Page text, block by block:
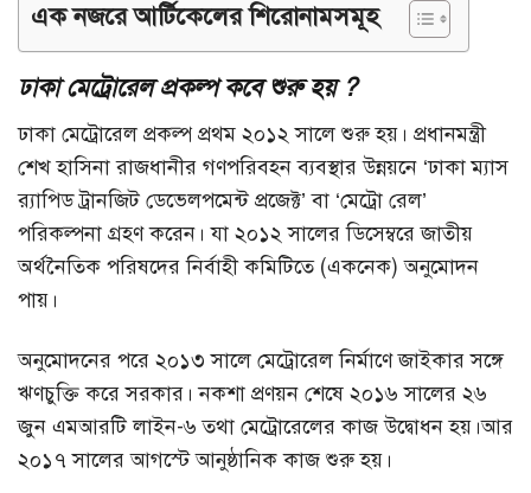
এক নজরে আর্টিকেলের শিরোনামসমূহ
ঢাকা মেট্রোরেল প্রকল্প কবে শুরু হয় ?
ঢাকা মেট্রোরেল প্রকল্প প্রথম ২০১২ সালে শুরু হয়। প্রধানমন্ত্রী
শেখ হাসিনা রাজধানীর গণপরিবহন ব্যবস্থার উন্নয়নে ‘ঢাকা ম্যাস
র‌্যাপিড ট্রানজিট ডেভেলপমেন্ট প্রজেক্ট’ বা ‘মেট্রো রেল’
পরিকল্পনা গ্রহণ করেন। যা ২০১২ সালের ডিসেম্বরে জাতীয়
অর্থনৈতিক পরিষদের নির্বাহী কমিটিতে (একনেক) অনুমোদন
পায়।
অনুমোদনের পরে ২০১৩ সালে মেট্রোরেল নির্মাণে জাইকার সঙ্গে
ঋণচুক্তি করে সরকার। নকশা প্রণয়ন শেষে ২০১৬ সালের ২৬
জুন এমআরটি লাইন-৬ তথা মেট্রোরেলের কাজ উদ্বোধন হয়।আর
২০১৭ সালের আগস্টে আনুষ্ঠানিক কাজ শুরু হয়।